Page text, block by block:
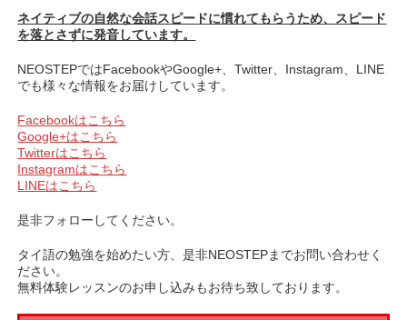
レ
ー
ー
ネイティブの自然な会話スピードに慣れてもらうため、スピード
を落とさずに発音しています。
NEOSTEPではFacebookやGoogle+、Twitter、Instagram、LINE
でも様々な情報をお届けしています。
Facebookはこちら
Google+はこちら
Twitterはこちら
Instagramはこちら
LINEはこちら
是非フォローしてください。
タイ語の勉強を始めたい方、是非NEOSTEPまでお問い合わせく
ださい。
無料体験レッスンのお申し込みもお待ち致しております。